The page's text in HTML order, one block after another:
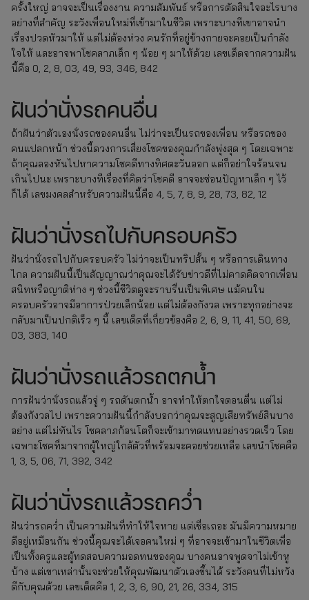
ครั้งใหญ่ อาจจะเป็นเรื่องงาน ความสัมพันธ์ หรือการตัดสินใจอะไรบาง
อย่างที่สำคัญ ระวังเพื่อนใหม่ที่เข้ามาในชีวิต เพราะบางทีเขาอาจนำ
เรื่องปวดหัวมาให้ แต่ไม่ต้องห่วง คนรักที่อยู่ข้างกายจะคอยเป็นกำลัง
ใจให้ และอาจพาโชคลาภเล็ก ๆ น้อย ๆ มาให้ด้วย เลขเด็ดจากความฝัน
นี้คือ 0, 2, 8, 03, 49, 93, 346, 842
ฝันว่านั่งรถคนอื่น
ถ้าฝันว่าตัวเองนั่งรถของคนอื่น ไม่ว่าจะเป็นรถของเพื่อน หรือรถของ
คนแปลกหน้า ช่วงนี้ดวงการเสี่ยงโชคของคุณกำลังพุ่งสุด ๆ โดยเฉพาะ
ถ้าคุณลองหันไปหาความโชคดีทางทิศตะวันออก แต่ก็อย่าใจร้อนจน
เกินไปนะ เพราะบางทีเรื่องที่คิดว่าโชคดี อาจจะซ่อนปัญหาเล็ก ๆ ไว้
ก็ได้ เลขมงคลสำหรับความฝันนี้คือ 4, 5, 7, 8, 9, 28, 73, 82, 12
ฝันว่านั่งรถไปกับครอบครัว
ฝันว่านั่งรถไปกับครอบครัว ไม่ว่าจะเป็นทริปสั้น ๆ หรือการเดินทาง
ไกล ความฝันนี้เป็นสัญญาณว่าคุณจะได้รับข่าวดีที่ไม่คาดคิดจากเพื่อน
สนิทหรือญาติห่าง ๆ ช่วงนี้ชีวิตดูจะราบรื่นเป็นพิเศษ แม้คนใน
ครอบครัวอาจมีอาการป่วยเล็กน้อย แต่ไม่ต้องกังวล เพราะทุกอย่างจะ
กลับมาเป็นปกติเร็ว ๆ นี้ เลขเด็ดที่เกี่ยวข้องคือ 2, 6, 9, 11, 41, 50, 69,
03, 383, 140
ฝันว่านั่งรถแล้วรถตกน้ำ
การฝันว่านั่งรถแล้วจู่ ๆ รถดันตกน้ำ อาจทำให้ตกใจตอนตื่น แต่ไม่
ต้องกังวลไป เพราะความฝันนี้กำลังบอกว่าคุณจะสูญเสียทรัพย์สินบาง
อย่าง แต่ไม่ทันไร โชคลาภก้อนโตก็จะเข้ามาทดแทนอย่างรวดเร็ว โดย
เฉพาะโชคที่มาจากผู้ใหญ่ใกล้ตัวที่พร้อมจะคอยช่วยเหลือ เลขนำโชคคือ
1, 3, 5, 06, 71, 392, 342
ฝันว่านั่งรถแล้วรถคว่ำ
ฝันว่ารถคว่ำ เป็นความฝันที่ทำให้ใจหาย แต่เชื่อเถอะ มันมีความหมาย
ดีอยู่เหมือนกัน ช่วงนี้คุณจะได้เจอคนใหม่ ๆ ที่อาจจะเข้ามาในชีวิตเพื่อ
เป็นทั้งครูและผู้ทดสอบความอดทนของคุณ บางคนอาจพูดจาไม่เข้าหู
บ้าง แต่เขาเหล่านั้นจะช่วยให้คุณพัฒนาตัวเองขึ้นได้ ระวังคนที่ไม่หวัง
ดีกับคุณด้วย เลขเด็ดคือ 1, 2, 3, 6, 90, 21, 26, 334, 315